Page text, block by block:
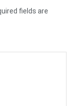
fields are